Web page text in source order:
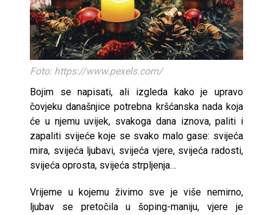
Foto: https://www.pexels.com/
Bojim se napisati, ali izgleda kako je upravo
čovjeku današnjice potrebna kršćanska nada koja
će u njemu uvijek, svakoga dana iznova, paliti i
zapaliti svijeće koje se svako malo gase: svijeća
mira, svijeća ljubavi, svijeća vjere, svijeća radosti,
svijeća oprosta, svijeća strpljenja…
Vrijeme u kojemu živimo sve je više nemirno,
ljubav se pretočila u šoping-maniju, vjere je